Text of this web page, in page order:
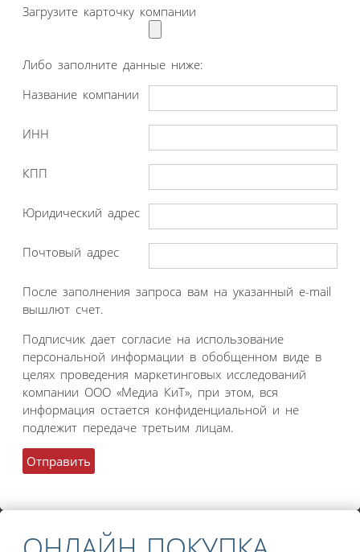
Загрузите карточку компании
Либо заполните данные ниже:
Название компании
ИНН
КПП
Юридический адрес
Почтовый адрес
После заполнения запроса вам на указанный e-mail
вышлют счет.
Подписчик дает согласие на использование
персональной информации в обобщенном виде в
целях проведения маркетинговых исследований
компании ООО «Медиа КиТ», при этом, вся
информация остается конфиденциальной и не
подлежит передаче третьим лицам.